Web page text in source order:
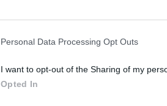
Personal Data Processing Opt Outs
I want to opt-out of the Sharing of my
Opted In